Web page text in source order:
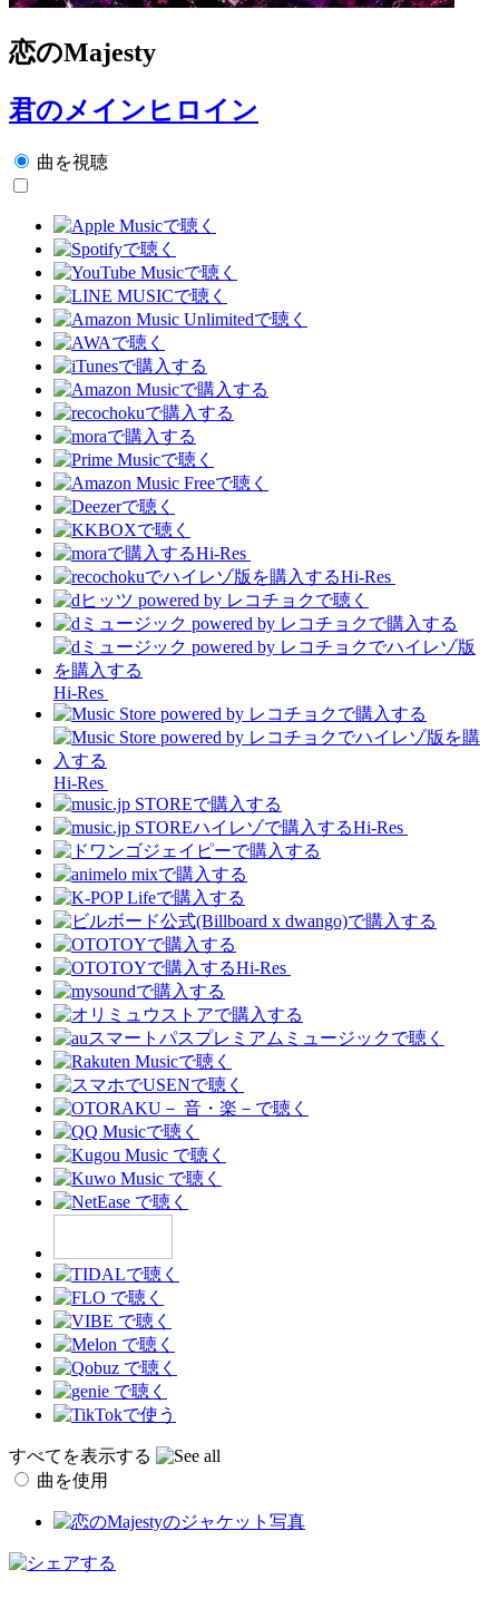
恋のMajesty
君のメインヒロイン
曲を視聴
Hi-Res
Hi-Res
Hi-Res
Hi-Res
Hi-Res
Hi-Res
すべてを表示する
曲を使用